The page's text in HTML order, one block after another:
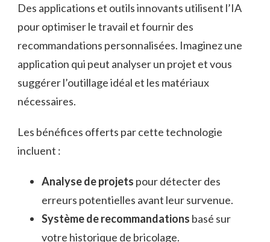
Des applications et outils innovants utilisent l’IA
pour optimiser le travail et fournir des
recommandations personnalisées. Imaginez une
application qui peut analyser un projet et vous
suggérer l’outillage idéal et les matériaux
nécessaires.
Les bénéfices offerts par cette technologie
incluent :
Analyse de projets pour détecter des
erreurs potentielles avant leur survenue.
Système de recommandations basé sur
votre historique de bricolage.